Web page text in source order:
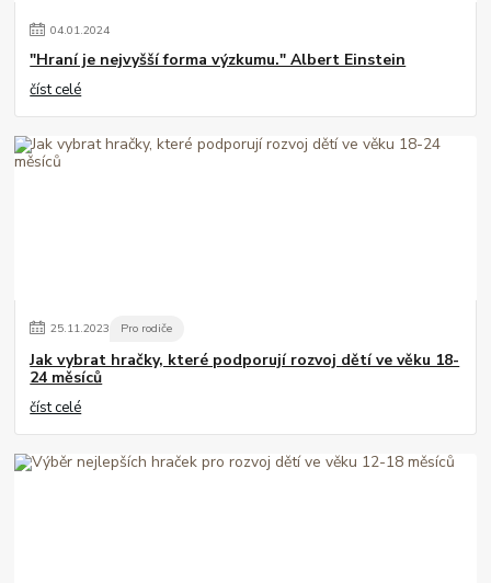
04.01.2024
"Hraní je nejvyšší forma výzkumu." Albert Einstein
číst celé
25.11.2023 Pro rodiče
Jak vybrat hračky, které podporují rozvoj dětí ve věku 18-
24 měsíců
číst celé